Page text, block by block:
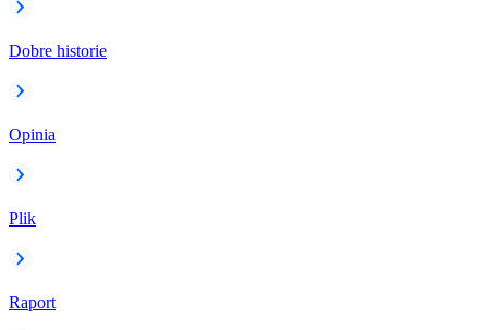
Dobre historie
Opinia
Plik
Raport